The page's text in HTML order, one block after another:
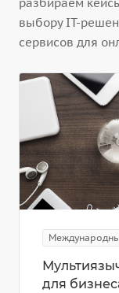
выбору IT-
сервисов для
для